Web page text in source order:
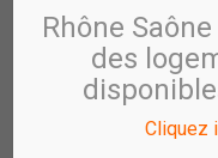
Rhône
des
Cliquez